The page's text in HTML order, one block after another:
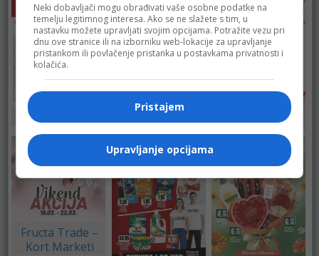
Merkator Bingo DM
Fructa Trade –
Kort Marketi
Neki dobavljači mogu obrađivati vaše osobne podatke na
temelju legitimnog interesa. Ako se ne slažete s tim, u
nastavku možete upravljati svojim opcijama. Potražite vezu pri
dnu ove stranice ili na izborniku web-lokacije za upravljanje
pristankom ili povlačenje pristanka u postavkama privatnosti i
kolačića.
Pristajem
Upravljanje opcijama